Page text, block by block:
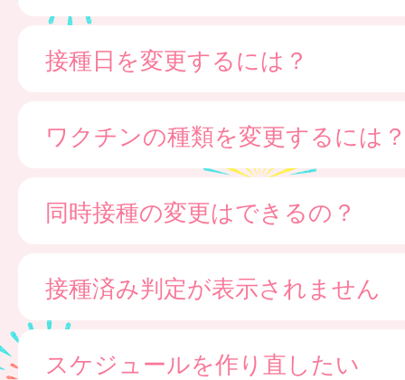
接種日を変更するには？
ワクチンの種類を変更するには
同時接種の変更はできるの？
接種済み判定が表示されません
スケジュールを作り直したい